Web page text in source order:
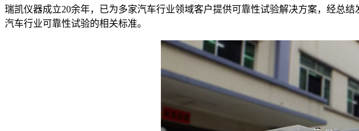
瑞凯仪器成立20余年，已为多家汽车行业领域客户提供可靠性试验解决方案，经总
汽车行业可靠性试验的相关标准。